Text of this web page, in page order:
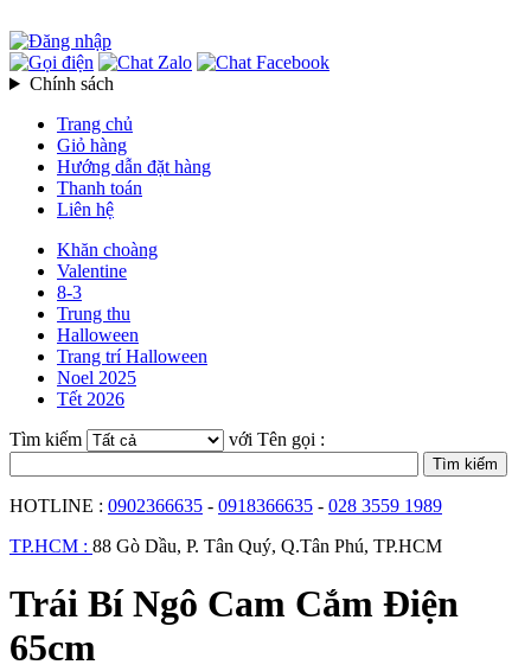
Chính sách
Trang chủ
Giỏ hàng
Hướng dẫn đặt hàng
Thanh toán
Liên hệ
Khăn choàng
Valentine
8-3
Trung thu
Halloween
Trang trí Halloween
Noel 2025
Tết 2026
Tìm kiếm
với Tên gọi :
HOTLINE : 0902366635 - 0918366635 - 028 3559 1989
TP.HCM : 88 Gò Dầu, P. Tân Quý, Q.Tân Phú, TP.HCM
Trái Bí Ngô Cam Cắm Điện
65cm